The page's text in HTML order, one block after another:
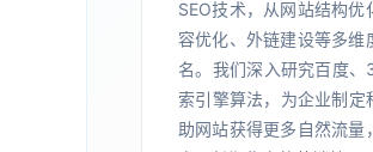
SEO技术，从网站结构优
容优化、外链建设等多维
名。我们深入研究百度
索引擎算法，为企业制定
助网站获得更多自然流量